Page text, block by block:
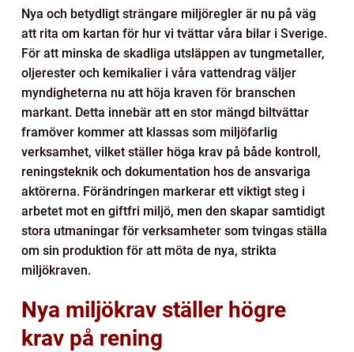
Nya och betydligt strängare miljöregler är nu på väg
att rita om kartan för hur vi tvättar våra bilar i Sverige.
För att minska de skadliga utsläppen av tungmetaller,
oljerester och kemikalier i våra vattendrag väljer
myndigheterna nu att höja kraven för branschen
markant. Detta innebär att en stor mängd biltvättar
framöver kommer att klassas som miljöfarlig
verksamhet, vilket ställer höga krav på både kontroll,
reningsteknik och dokumentation hos de ansvariga
aktörerna. Förändringen markerar ett viktigt steg i
arbetet mot en giftfri miljö, men den skapar samtidigt
stora utmaningar för verksamheter som tvingas ställa
om sin produktion för att möta de nya, strikta
miljökraven.
Nya miljökrav ställer högre
krav på rening